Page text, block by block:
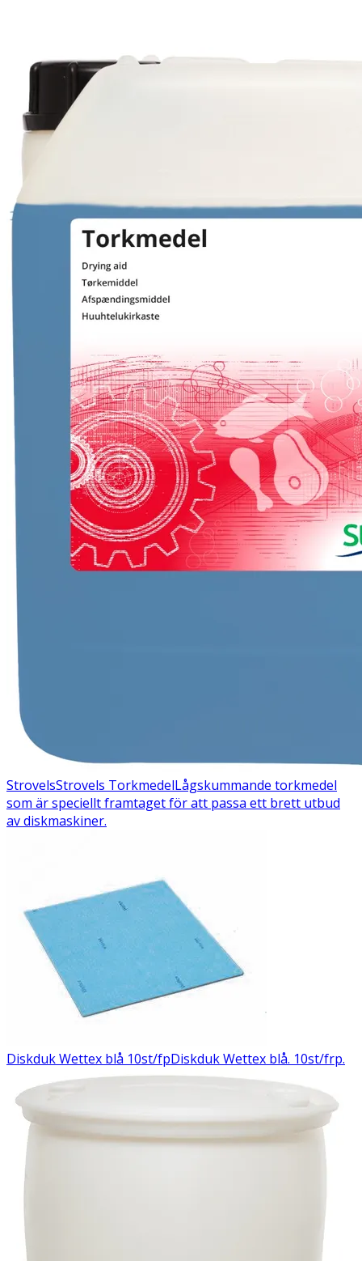
StrovelsStrovels TorkmedelLågskummande torkmedel
som är speciellt framtaget för att passa ett brett utbud
av diskmaskiner.
Diskduk Wettex blå 10st/fpDiskduk Wettex blå. 10st/frp.